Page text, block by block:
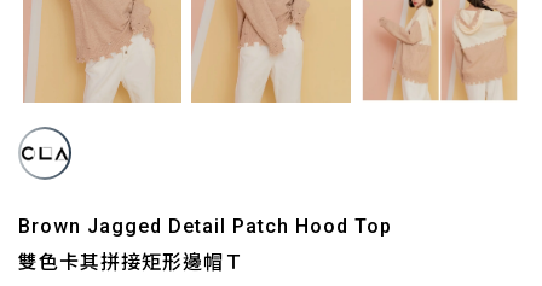
Brown Jagged Detail Patch Hood Top
雙色卡其拼接矩形邊帽Ｔ